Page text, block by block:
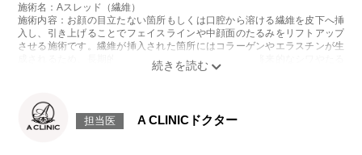
施術名：Aスレッド（繊維）
施術内容：お顔の目立たない箇所もしくは口腔から溶ける繊維を皮下へ挿
入し、引き上げることでフェイスラインや中顔面のたるみをリフトアップ
させる施術です。繊維が挿入された箇所にはコラーゲンやエラスチンが生
成されるため、長期的な美肌効果、肌質の改善効果、将来的なシワやたる
みの予防効果が期待できます。
とがございます。また、稀ではありますが、施術部位の細菌感染症、皮膚
のよれ、繊維の突出などが生じることがございます。化膿止め・痛み止め
担当医 A CLINICドクター